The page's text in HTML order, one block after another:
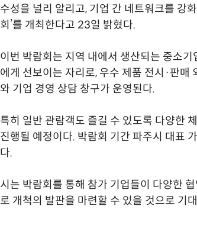
수성을 널리 알리고, 기업 간 네트워크를 강
회’를 개최한다고 23일 밝혔다.
이번 박람회는 지역 내에서 생산되는 중소
에게 선보이는 자리로, 우수 제품 전시·판매
와 기업 경영 상담 창구가 운영된다.
특히 일반 관람객도 즐길 수 있도록 다양한
진행될 예정이다. 박람회 기간 파주시 대표
다.
시는 박람회를 통해 참가 기업들이 다양한
로 개척의 발판을 마련할 수 있을 것으로 기